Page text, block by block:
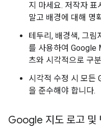
지 마세요. 저작자 표
말고 배경에 대해 명
테두리, 배경색, 그림
를 사용하여 Google
츠와 시각적으로 구
시각적 수정 시 모든
을 준수해야 합니다.
Google 지도 로고 및